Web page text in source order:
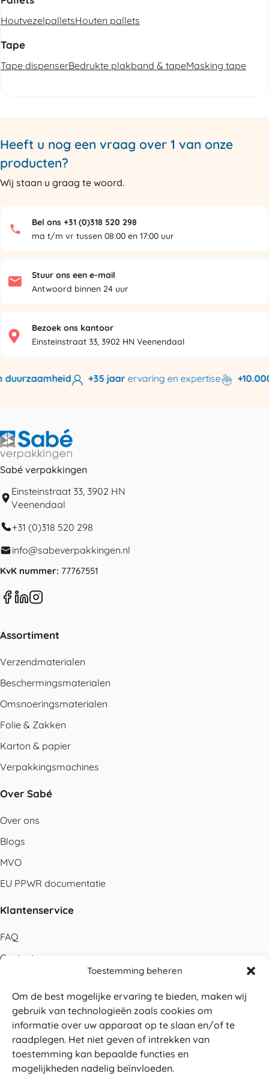
Toestemming beheren
Om de best mogelijke ervaring te bieden, maken wij
gebruik van technologieën zoals cookies om
informatie over uw apparaat op te slaan en/of te
raadplegen. Het niet geven of intrekken van
toestemming kan bepaalde functies en
mogelijkheden nadelig beïnvloeden.
HoutvezelpalletsHouten pallets
Tape
Tape dispenserBedrukte plakband & tapeMasking tape
Heeft u nog een vraag over 1 van onze
producten?
Wij staan u graag te woord.
Bel ons +31 (0)318 520 298
ma t/m vr tussen 08:00 en 17:00 uur
Stuur ons een e-mail
Antwoord binnen 24 uur
Bezoek ons kantoor
Einsteinstraat 33, 3902 HN Veenendaal
+35 jaarervaring en expertise +10.000
Sabé verpakkingen
Einsteinstraat 33, 3902 HN
Veenendaal
+31 (0)318 520 298
info@sabeverpakkingen.nl
KvK nummer: 77767551
Assortiment
Verzendmaterialen
Beschermingsmaterialen
Omsnoeringsmaterialen
Folie & Zakken
Karton & papier
Verpakkingsmachines
Over Sabé
Over ons
Blogs
MVO
EU PPWR documentatie
Klantenservice
FAQ
Contact
Betalen
Levering
Retouren
Service en garantie